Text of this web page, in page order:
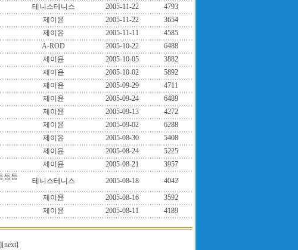
테니스테니스 2005-11-22
4793
제이윤 2005-11-22
3654
제이윤 2005-11-11
4585
A-ROD 2005-10-22
6488
제이윤 2005-10-05
3882
제이윤 2005-10-02
5892
제이윤 2005-09-29
4711
제이윤 2005-09-24
6489
제이윤 2005-09-13
4272
제이윤 2005-09-02
6288
제이윤 2005-08-30
5408
제이윤 2005-08-24
5225
제이윤 2005-08-21
3957
등등
테니스테니스 2005-08-18
4042
제이윤 2005-08-16
3592
제이윤 2005-08-11 4189
[next]